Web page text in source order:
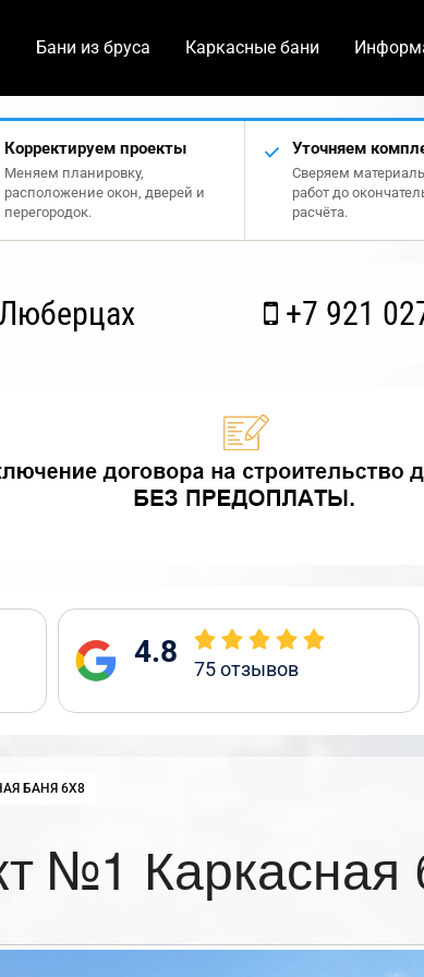
Бани из бруса Каркасные бани
Корректируем проекты
Меняем планировку,
расположение окон, дверей и
перегородок.
Уточняем
Сверяем
работ до
расчёта.
+7 921
4.8 75отзывов
БАНЯ 6Х8
№1 Каркасная